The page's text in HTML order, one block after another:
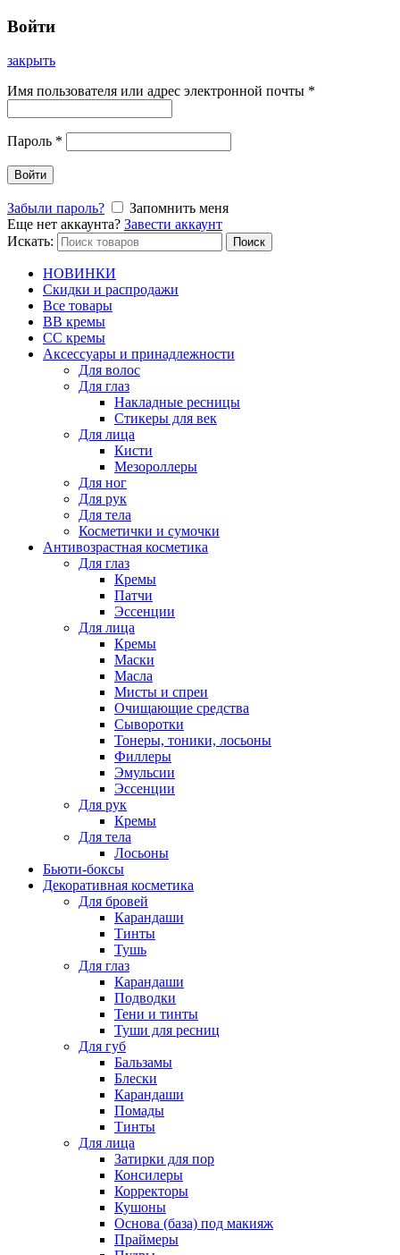
Войти
закрыть
Имя пользователя или адрес электронной почты *
Пароль *
Войти
Забыли пароль?
Запомнить меня
Еще нет аккаунта? Завести аккаунт
Искать:
Поиск
НОВИНКИ
Скидки и распродажи
Все товары
BB кремы
CC кремы
Аксессуары и принадлежности
Для волос
Для глаз
Накладные ресницы
Стикеры для век
Для лица
Кисти
Мезороллеры
Для ног
Для рук
Для тела
Косметички и сумочки
Антивозрастная косметика
Для глаз
Кремы
Патчи
Эссенции
Для лица
Кремы
Маски
Масла
Мисты и спреи
Очищающие средства
Сыворотки
Тонеры, тоники, лосьоны
Филлеры
Эмульсии
Эссенции
Для рук
Кремы
Для тела
Лосьоны
Бьюти-боксы
Декоративная косметика
Для бровей
Карандаши
Тинты
Тушь
Для глаз
Карандаши
Подводки
Тени и тинты
Туши для ресниц
Для губ
Бальзамы
Блески
Карандаши
Помады
Тинты
Для лица
Затирки для пор
Консилеры
Корректоры
Кушоны
Основа (база) под макияж
Праймеры